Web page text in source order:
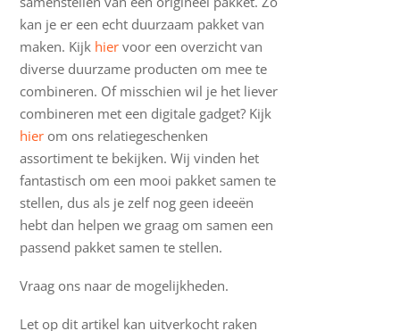
kan je er een echt duurzaam pakket van
maken. Kijk hier voor een overzicht van
diverse duurzame producten om mee te
combineren. Of misschien wil je het liever
combineren met een digitale gadget? Kijk
hier om ons relatiegeschenken
assortiment te bekijken. Wij vinden het
fantastisch om een mooi pakket samen te
stellen, dus als je zelf nog geen ideeën
hebt dan helpen we graag om samen een
passend pakket samen te stellen.
Vraag ons naar de mogelijkheden.
Let op dit artikel kan uitverkocht raken